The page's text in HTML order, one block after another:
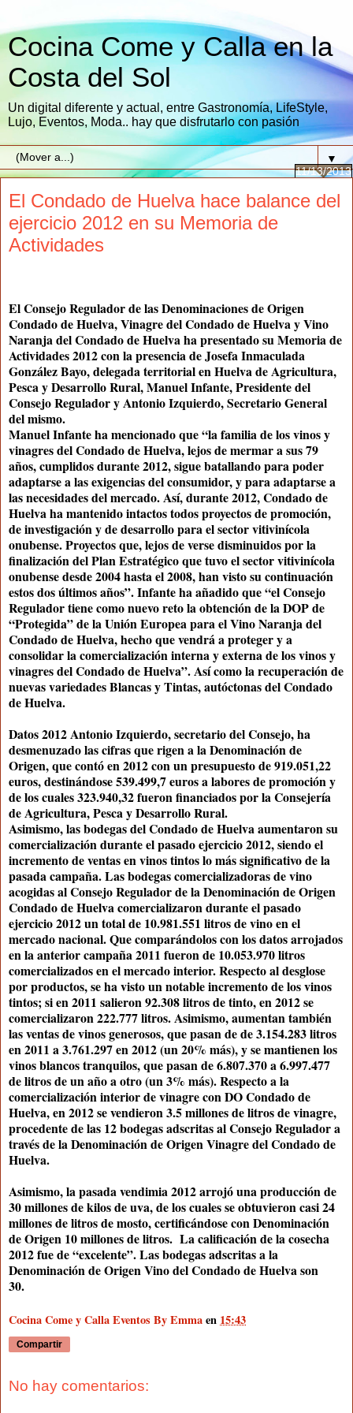
Cocina Come y Calla en la
Costa del Sol
Un digital diferente y actual, entre Gastronomía, LifeStyle,
Lujo, Eventos, Moda.. hay que disfrutarlo con pasión
▼
11/13/2013
El Condado de Huelva hace balance del
ejercicio 2012 en su Memoria de
Actividades
El Consejo Regulador de las Denominaciones de Origen
Condado de Huelva, Vinagre del Condado de Huelva y Vino
Naranja del Condado de Huelva ha presentado su Memoria de
Actividades 2012 con la presencia de Josefa Inmaculada
González Bayo, delegada territorial en Huelva de Agricultura,
Pesca y Desarrollo Rural, Manuel Infante, Presidente del
Consejo Regulador y Antonio Izquierdo, Secretario General
del mismo.
Manuel Infante ha mencionado que “la familia de los vinos y
vinagres del Condado de Huelva, lejos de mermar a sus 79
años, cumplidos durante 2012, sigue batallando para poder
adaptarse a las exigencias del consumidor, y para adaptarse a
las necesidades del mercado. Así, durante 2012, Condado de
Huelva ha mantenido intactos todos proyectos de promoción,
de investigación y de desarrollo para el sector vitivinícola
onubense. Proyectos que, lejos de verse disminuidos por la
finalización del Plan Estratégico que tuvo el sector vitivinícola
onubense desde 2004 hasta el 2008, han visto su continuación
estos dos últimos años”. Infante ha añadido que “el Consejo
Regulador tiene como nuevo reto la obtención de la DOP de
“Protegida” de la Unión Europea para el Vino Naranja del
Condado de Huelva, hecho que vendrá a proteger y a
consolidar la comercialización interna y externa de los vinos y
vinagres del Condado de Huelva”. Así como la recuperación de
nuevas variedades Blancas y Tintas, autóctonas del Condado
de Huelva.
Datos 2012 Antonio Izquierdo, secretario del Consejo, ha
desmenuzado las cifras que rigen a la Denominación de
Origen, que contó en 2012 con un presupuesto de 919.051,22
euros, destinándose 539.499,7 euros a labores de promoción y
de los cuales 323.940,32 fueron financiados por la Consejería
de Agricultura, Pesca y Desarrollo Rural.
Asimismo, las bodegas del Condado de Huelva aumentaron su
comercialización durante el pasado ejercicio 2012, siendo el
incremento de ventas en vinos tintos lo más significativo de la
pasada campaña. Las bodegas comercializadoras de vino
acogidas al Consejo Regulador de la Denominación de Origen
Condado de Huelva comercializaron durante el pasado
ejercicio 2012 un total de 10.981.551 litros de vino en el
mercado nacional. Que comparándolos con los datos arrojados
en la anterior campaña 2011 fueron de 10.053.970 litros
comercializados en el mercado interior. Respecto al desglose
por productos, se ha visto un notable incremento de los vinos
tintos; si en 2011 salieron 92.308 litros de tinto, en 2012 se
comercializaron 222.777 litros. Asimismo, aumentan también
las ventas de vinos generosos, que pasan de de 3.154.283 litros
en 2011 a 3.761.297 en 2012 (un 20% más), y se mantienen los
vinos blancos tranquilos, que pasan de 6.807.370 a 6.997.477
de litros de un año a otro (un 3% más). Respecto a la
comercialización interior de vinagre con DO Condado de
Huelva, en 2012 se vendieron 3.5 millones de litros de vinagre,
procedente de las 12 bodegas adscritas al Consejo Regulador a
través de la Denominación de Origen Vinagre del Condado de
Huelva.
Asimismo, la pasada vendimia 2012 arrojó una producción de
30 millones de kilos de uva, de los cuales se obtuvieron casi 24
millones de litros de mosto, certificándose con Denominación
de Origen 10 millones de litros. La calificación de la cosecha
2012 fue de “excelente”. Las bodegas adscritas a la
Denominación de Origen Vino del Condado de Huelva son
30.
Cocina Come y Calla Eventos By Emmaen15:43
Compartir
No hay comentarios: